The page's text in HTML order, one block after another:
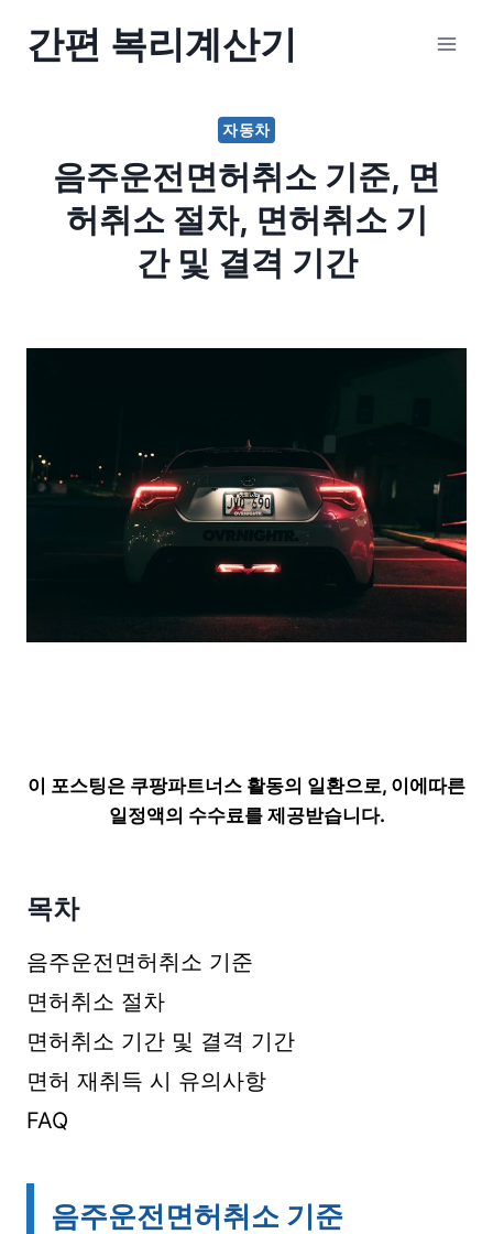
간편 복리계산기
자동차
음주운전면허취소 기준, 면
허취소 절차, 면허취소 기
간 및 결격 기간
이 포스팅은 쿠팡파트너스 활동의 일환으로, 이에따른
일정액의 수수료를 제공받습니다.
목차
음주운전면허취소 기준
면허취소 절차
면허취소 기간 및 결격 기간
면허 재취득 시 유의사항
FAQ
음주운전면허취소 기준